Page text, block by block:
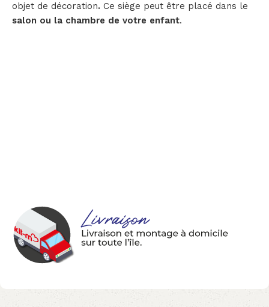
objet de décoration. Ce siège peut être placé dans le
salon ou la chambre de votre enfant.